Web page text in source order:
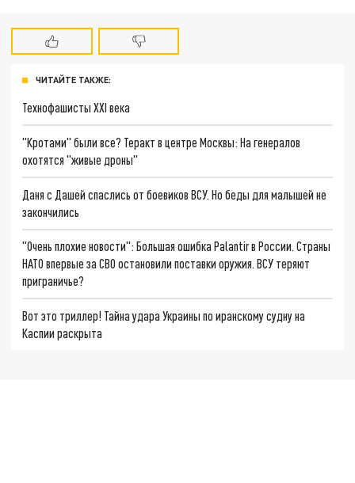
ЧИТАЙТЕ ТАКЖЕ:
Технофашисты XXI века
"Кротами" были все? Теракт в центре Москвы: На генералов
охотятся "живые дроны"
Даня с Дашей спаслись от боевиков ВСУ. Но беды для малышей не
закончились
"Очень плохие новости": Большая ошибка Palantir в России. Страны
НАТО впервые за СВО остановили поставки оружия. ВСУ теряют
приграничье?
Вот это триллер! Тайна удара Украины по иранскому судну на
Каспии раскрыта